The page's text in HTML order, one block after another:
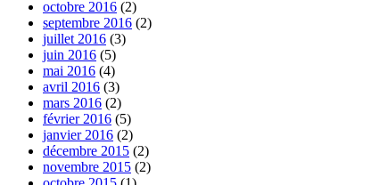
octobre 2016 (2)
septembre 2016 (2)
juillet 2016 (3)
juin 2016 (5)
mai 2016 (4)
avril 2016 (3)
mars 2016 (2)
février 2016 (5)
janvier 2016 (2)
décembre 2015 (2)
novembre 2015 (2)